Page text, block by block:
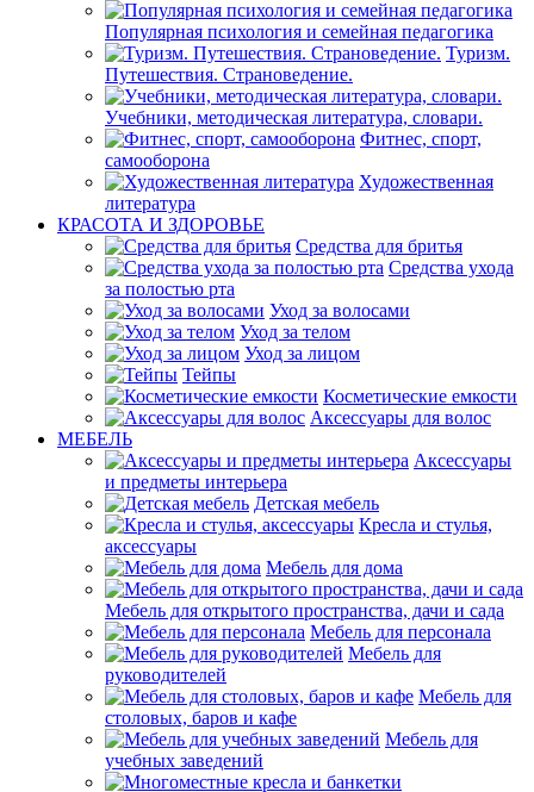
Популярная психология и семейная педагогика
Туризм.
Путешествия. Страноведение.
Учебники, методическая литература, словари.
Фитнес, спорт,
самооборона
Художественная
литература
КРАСОТА И ЗДОРОВЬЕ
Средства для бритья
Средства ухода
за полостью рта
Уход за волосами
Уход за телом
Уход за лицом
Тейпы
Косметические емкости
Аксессуары для волос
МЕБЕЛЬ
Аксессуары
и предметы интерьера
Детская мебель
Кресла и стулья,
аксессуары
Мебель для дома
Мебель для открытого пространства, дачи и сада
Мебель для персонала
Мебель для
руководителей
Мебель для
столовых, баров и кафе
Мебель для
учебных заведений